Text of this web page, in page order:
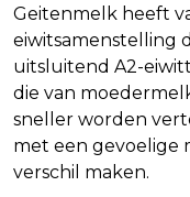
Geitenmelk heeft
eiwitsamenstelling
uitsluitend A2-
die van
sneller worden
met een gevoelige
verschil maken.